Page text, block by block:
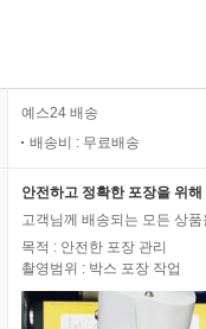
예스24 배송
배송비 : 무료배송
안전하고 정확한 포장을 위
고객님께 배송되는 모든 상
목적 : 안전한 포장 관리
촬영범위 : 박스 포장 작업